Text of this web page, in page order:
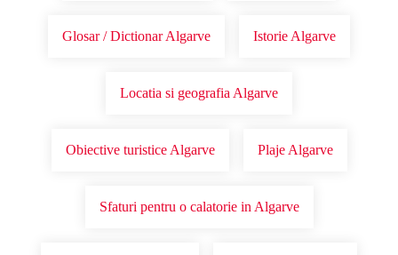
Glosar / Dictionar Algarve Istorie Algarve
Locatia si geografia Algarve
Obiective turistice Algarve Plaje Algarve
Sfaturi pentru o calatorie in Algarve